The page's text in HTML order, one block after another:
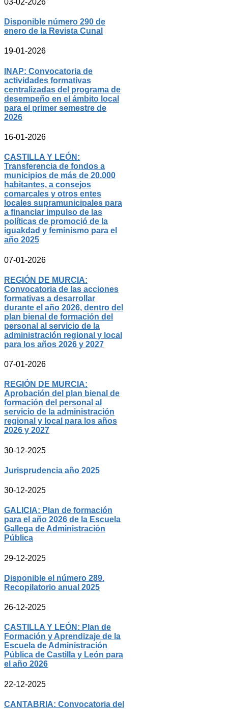
03-02-2026
Disponible número 290 de
enero de la Revista Cunal
19-01-2026
INAP: Convocatoria de
actividades formativas
centralizadas del programa de
desempeño en el ámbito local
para el primer semestre de
2026
16-01-2026
CASTILLA Y LEÓN:
Transferencia de fondos a
municipios de más de 20.000
habitantes, a consejos
comarcales y otros entes
locales supramunicipales para
a financiar impulso de las
políticas de promoció de la
iguakdad y feminismo para el
año 2025
07-01-2026
REGIÓN DE MURCIA:
Convocatoria de las acciones
formativas a desarrollar
durante el año 2026, dentro del
plan bienal de formación del
personal al servicio de la
administración regional y local
para los años 2026 y 2027
07-01-2026
REGIÓN DE MURCIA:
Aprobación del plan bienal de
formación del personal al
servicio de la administración
regional y local para los años
2026 y 2027
30-12-2025
Jurisprudencia año 2025
30-12-2025
GALICIA: Plan de formación
para el año 2026 de la Escuela
Gallega de Administración
Pública
29-12-2025
Disponible el número 289.
Recopilatorio anual 2025
26-12-2025
CASTILLA Y LEÓN: Plan de
Formación y Aprendizaje de la
Escuela de Administración
Pública de Castilla y León para
el año 2026
22-12-2025
CANTABRIA: Convocatoria del